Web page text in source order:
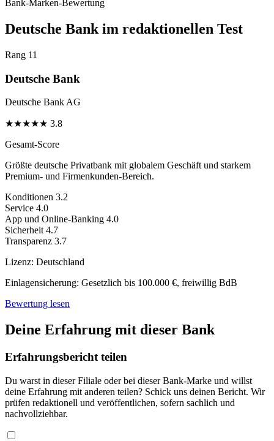
Bank-Marken-Bewertung
Deutsche Bank im redaktionellen Test
Rang 11
Deutsche Bank
Deutsche Bank AG
★★★★★ 3.8
Gesamt-Score
Größte deutsche Privatbank mit globalem Geschäft und starkem
Premium- und Firmenkunden-Bereich.
Konditionen 3.2
Service 4.0
App und Online-Banking 4.0
Sicherheit 4.7
Transparenz 3.7
Lizenz: Deutschland
Einlagensicherung: Gesetzlich bis 100.000 €, freiwillig BdB
Bewertung lesen
Deine Erfahrung mit dieser Bank
Erfahrungsbericht teilen
Du warst in dieser Filiale oder bei dieser Bank-Marke und willst
deine Erfahrung mit anderen teilen? Schick uns deinen Bericht. Wir
prüfen redaktionell und veröffentlichen, sofern sachlich und
nachvollziehbar.